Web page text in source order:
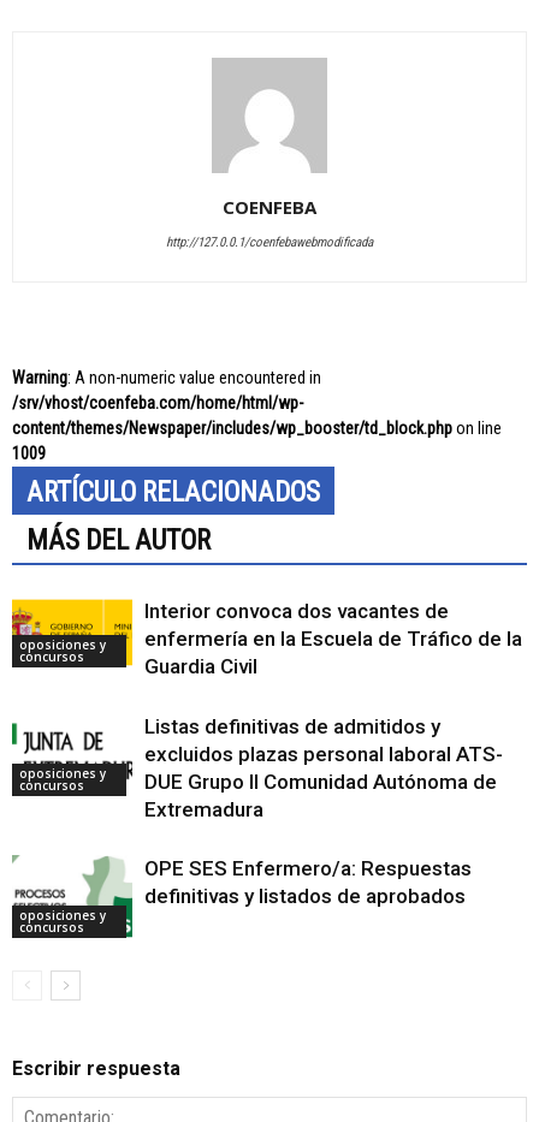
COENFEBA
http://127.0.0.1/coenfebawebmodificada
Warning: A non-numeric value encountered in
/srv/vhost/coenfeba.com/home/html/wp-
content/themes/Newspaper/includes/wp_booster/td_block.phpon line
1009
ARTÍCULO RELACIONADOS
MÁS DEL AUTOR
oposiciones y
concursos
Interior convoca dos vacantes de
enfermería en la Escuela de Tráfico de la
Guardia Civil
oposiciones y
concursos
Listas definitivas de admitidos y
excluidos plazas personal laboral ATS-
DUE Grupo II Comunidad Autónoma de
Extremadura
oposiciones y
concursos
OPE SES Enfermero/a: Respuestas
definitivas y listados de aprobados
Escribir respuesta